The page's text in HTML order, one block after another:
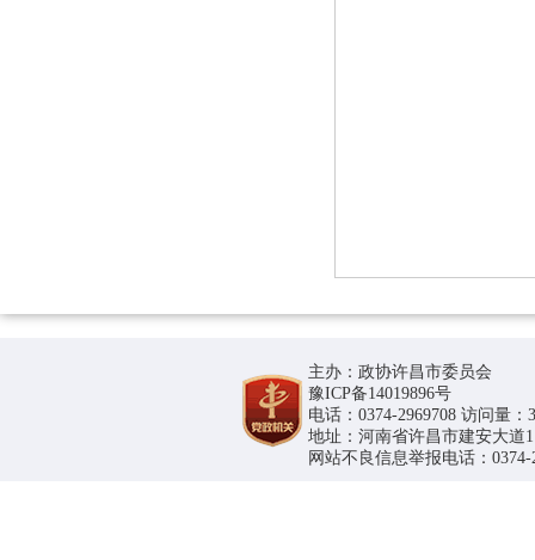
主办：政协许昌市委员会
豫ICP备14019896号
电话：0374-2969708 访问量：
地址：河南省许昌市建安大道
网站不良信息举报电话：